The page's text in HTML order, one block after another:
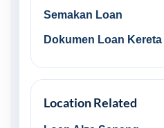
Semakan Loan
Dokumen Loan Kereta
Location Related